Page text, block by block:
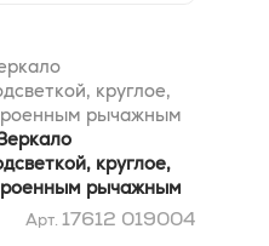
круглое,
рычажным
круглое,
рычажным
Арт. 17612 019004